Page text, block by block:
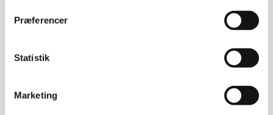
Præferencer
Statistik
Marketing